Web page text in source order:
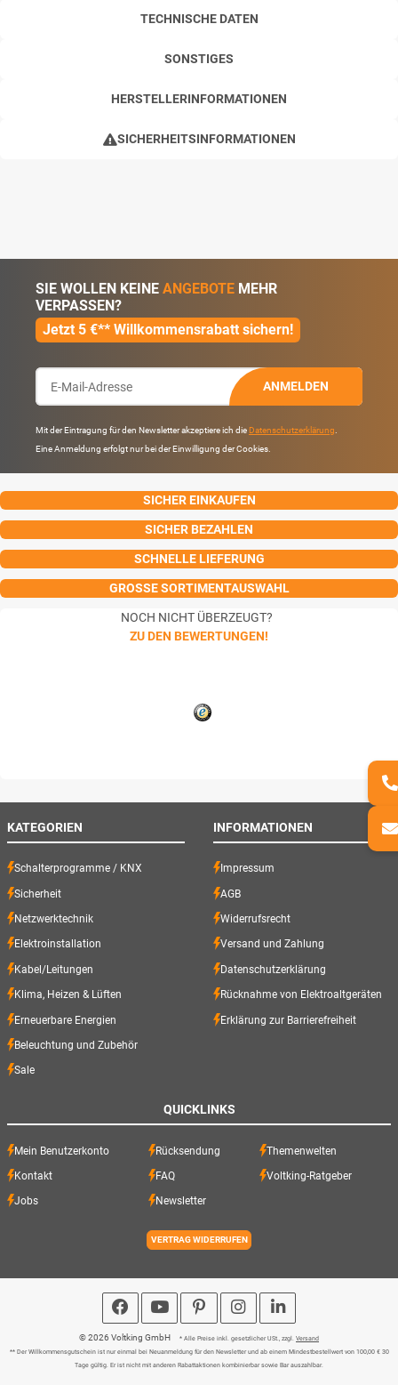
TECHNISCHE DATEN
SONSTIGES
HERSTELLERINFORMATIONEN
SICHERHEITSINFORMATIONEN
SIE WOLLEN KEINE ANGEBOTE MEHR
VERPASSEN?
Jetzt 5 €** Willkommensrabatt sichern!
ANMELDEN
Mit der Eintragung für den Newsletter akzeptiere ich die Datenschutzerklärung
Eine Anmeldung erfolgt nur bei der Einwilligung der Cookies.
SICHER EINKAUFEN
SICHER BEZAHLEN
SCHNELLE LIEFERUNG
GROSSE SORTIMENTAUSWAHL
NOCH NICHT ÜBERZEUGT?
ZU DEN BEWERTUNGEN!
KATEGORIEN
Schalterprogramme / KNX
Sicherheit
Netzwerktechnik
Elektroinstallation
Kabel/Leitungen
Klima, Heizen & Lüften
Erneuerbare Energien
Beleuchtung und Zubehör
Sale
INFORMATIONEN
Impressum
AGB
Widerrufsrecht
Versand und Zahlung
Datenschutzerklärung
Rücknahme von Elektroaltgeräten
Erklärung zur Barrierefreiheit
QUICKLINKS
Mein Benutzerkonto Rücksendung Themenwelten
Kontakt FAQ Voltking-Ratgeber
Jobs Newsletter
VERTRAG WIDERRUFEN
© 2026 Voltking GmbH * Alle Preise inkl. gesetzlicher USt., zzgl. Versand
** Der Willkommensgutschein ist nur einmal bei Neuanmeldung für den Newsletter und ab einem Mindestbestellwert von 100,00 € 30
Tage gültig. Er ist nicht mit anderen Rabattaktionen kombinierbar sowie Bar auszahlbar.